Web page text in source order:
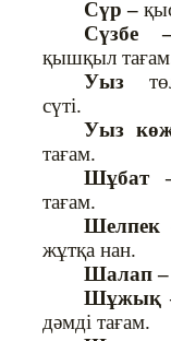
Сүр –
қышқыл
Уыз
сүті.
Уыз
тағам.
Шұбат
тағам.
Шелпек
жұтқа нан.
Шалап –
Шұжық
дәмді тағам.